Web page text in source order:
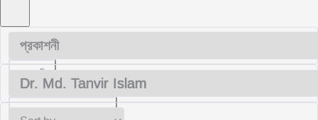
প্রকাশনী
Dr. Md. Tanvir Islam